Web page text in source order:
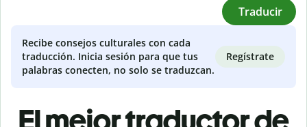
Traducir
Recibe consejos culturales con cada
traducción. Inicia sesión para que tus
palabras conecten, no solo se traduzcan.
Regístrate